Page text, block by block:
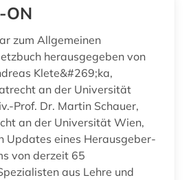
berufliche fortbildung (1)
ON
zum Allgemeinen
herausgegeben von
Klete&#269;ka,
an der Universität
Prof. Dr. Martin Schauer,
an der Universität Wien,
Updates eines Herausgeber-
von derzeit 65
aus Lehre und